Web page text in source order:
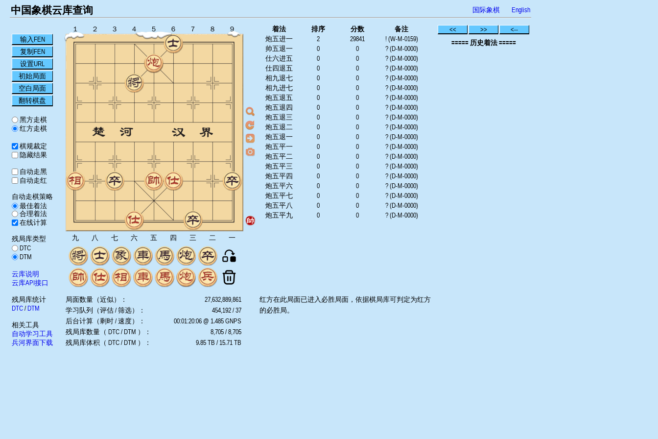
中国象棋云库查询 国际象棋 English
输入FEN
复制FEN
设置URL
初始局面
空白局面
翻转棋盘
黑方走棋
红方走棋
棋规裁定
隐藏结果
自动走黑
自动走红
自动走棋策略
最佳着法
合理着法
在线计算
残局库类型
DTC
DTM
云库说明
云库API接口
残局库统计
DTC/ DTM
相关工具
自动学习工具
兵河界面下载
１ ２ ３ ４ ５ ６ ７ ８ ９
九 八 七 六 五 四 三 二 一
局面数量（近似）：
27,632,889,861
学习队列（评估 / 筛选）：
454,192 / 37
后台计算（剩时 / 速度）：
00:01:20:06 @ 1.485 GNPS
残局库数量（ DTC / DTM ）：
8,705 / 8,705
残局库体积（ DTC / DTM ）：
9.85 TB / 15.71 TB
着法 排序 分数
备注
炮五进一
2 29841
! (W-M-0159)
帅五退一
0 0
? (D-M-0000)
仕六进五
0 0
? (D-M-0000)
仕四退五
0 0
? (D-M-0000)
相九退七
0 0
? (D-M-0000)
相九进七
0 0
? (D-M-0000)
炮五退五
0 0
? (D-M-0000)
炮五退四
0 0
? (D-M-0000)
炮五退三
0 0
? (D-M-0000)
炮五退二
0 0
? (D-M-0000)
炮五退一
0 0
? (D-M-0000)
炮五平一
0 0
? (D-M-0000)
炮五平二
0 0
? (D-M-0000)
炮五平三
0 0
? (D-M-0000)
炮五平四
0 0
? (D-M-0000)
炮五平六
0 0
? (D-M-0000)
炮五平七
0 0
? (D-M-0000)
炮五平八
0 0
? (D-M-0000)
炮五平九
0 0 ? (D-M-0000)
红方在此局面已进入必胜局面，依据棋局库可判定为红方
的必胜局。
<< >>
<--
===== 历史着法 =====